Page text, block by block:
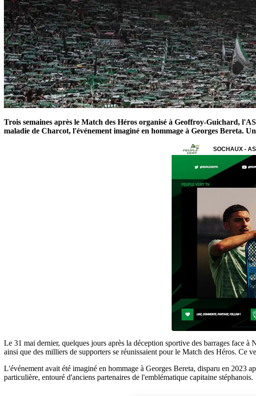
Trois semaines après le Match des Héros organisé à Geoffroy-Guichard,
maladie de Charcot, l'événement imaginé en hommage à Georges Bereta.
Le 31 mai dernier, quelques jours après la déception sportive des barrages face
ainsi que des milliers de supporters se réunissaient pour le Match des Héros.
L'événement avait été imaginé en hommage à Georges Bereta, disparu en
particulière, entouré d'anciens partenaires de l'emblématique capitaine stéphanois.